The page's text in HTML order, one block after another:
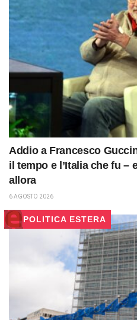
Addio a Francesco
il tempo e l’Italia che fu –
allora
6 AGOSTO 2026
POLITICA ESTERA